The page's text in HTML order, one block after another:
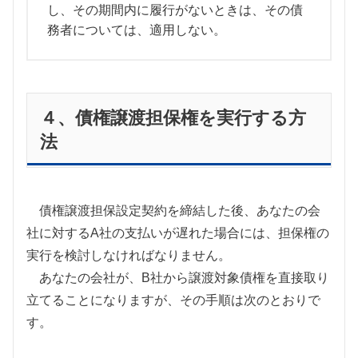
し、その期間内に履行がないときは、その債
務者については、適用しない。
４、債権譲渡担保権を実行する方
法
債権譲渡担保設定契約を締結した後、あなたの会
社に対するA社の支払いが遅れた場合には、担保権の
実行を検討しなければなりません。
あなたの会社が、
B社から譲渡対象債権を直接取り
立てることになりますが、その手順は次のとおりで
す。